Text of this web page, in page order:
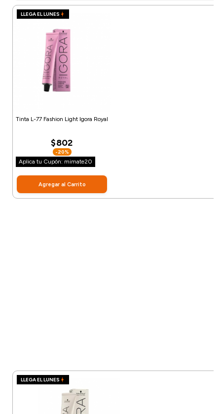
LLEGA EL LUNES
Tinta L-77 Fashion Light Igora Royal
$802
-20%
Aplica tu Cupón: mimate20
Agregar al Carrito
LLEGA EL LUNES